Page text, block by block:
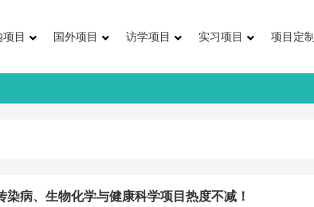
项目 国外项目 访学项目 实习项目 项目定制
病、生物化学与健康科学项目热度不减！